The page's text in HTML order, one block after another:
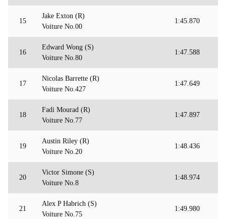
15
Jake Exton (R)
Voiture No.00
1:45.870
16
Edward Wong (S)
Voiture No.80
1:47.588
17
Nicolas Barrette (R)
Voiture No.427
1:47.649
18
Fadi Mourad (R)
Voiture No.77
1:47.897
19
Austin Riley (R)
Voiture No.20
1:48.436
20
Victor Simone (S)
Voiture No.8
1:48.974
21
Alex P Habrich (S)
Voiture No.75
1:49.980